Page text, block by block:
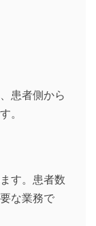
患者側から
。
す。患者数
な業務で